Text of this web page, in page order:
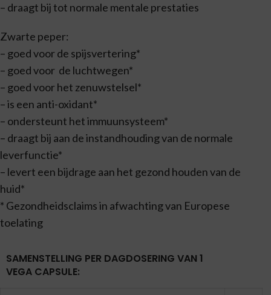
– draagt bij tot normale mentale prestaties
Zwarte peper:
– goed voor de spijsvertering*
– goed voor de luchtwegen*
– goed voor het zenuwstelsel*
– is een anti-oxidant*
– ondersteunt het immuunsysteem*
– draagt bij aan de instandhouding van de normale
leverfunctie*
– levert een bijdrage aan het gezond houden van de
huid*
* Gezondheidsclaims in afwachting van Europese
toelating
SAMENSTELLING PER DAGDOSERING VAN 1
VEGA CAPSULE: